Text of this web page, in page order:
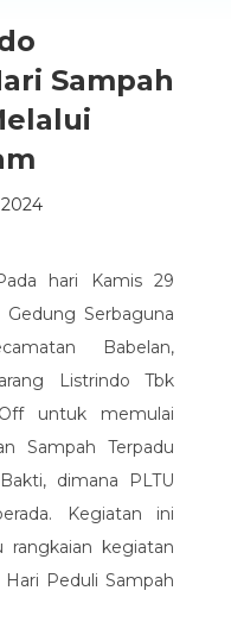
Sampah
hari Kamis 29
Serbaguna
Babelan,
Listrindo Tbk
untuk memulai
Sampah Terpadu
dimana PLTU
Kegiatan ini
rangkaian kegiatan
Peduli Sampah